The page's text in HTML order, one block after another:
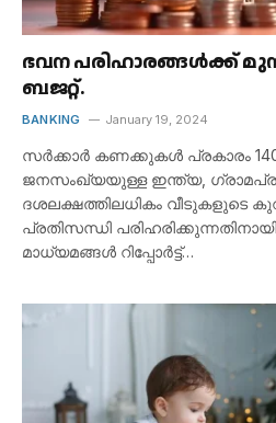
ഭവന പരിഹാരങ്ങൾക്ക്
ബജറ്റ്.
BANKING January 19, 2024
സർക്കാർ കണക്കുകൾ പ്രകാരം 140
ജനസംഖ്യയുള്ള ഇന്ത്യ,
ദശലക്ഷത്തിലധികം വീടുകളുടെ
പ്രതിസന്ധി
മാധ്യമങ്ങൾ റിപ്പോർട്ട്…